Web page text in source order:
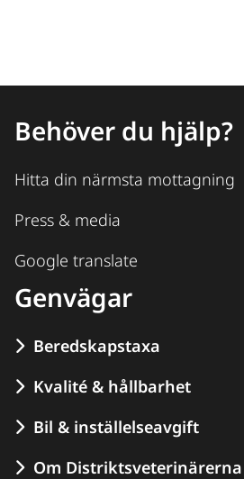
Behöver du hjälp?
Hitta din närmsta mottagning
Press & media
Google translate
Genvägar
Beredskapstaxa
Kvalité & hållbarhet
Bil & inställelseavgift
Om Distriktsveterinärerna